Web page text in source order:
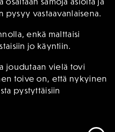
pysyy vastaavanlaisena.
enkä malttaisi
jo käyntiin.
joudutaan vielä tovi
toive on, että nykyinen
pystyttäisiin